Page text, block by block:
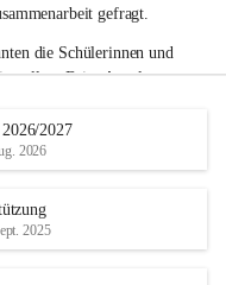
gefragt.
die Schülerinnen und
stellen. Beim Angeln
während beim
Treffsicherheit
die willkommene
Mit vielen lachenden
2027
2026
2025